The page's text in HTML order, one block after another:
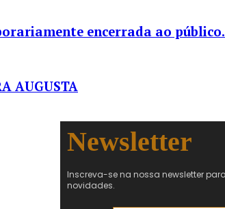
encerrada ao público.
AUGUSTA